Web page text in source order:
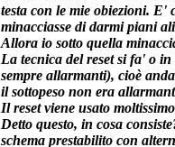
testa con le mie obiezioni. E'
minacciasse di darmi piani
Allora io sotto quella
La tecnica del reset si fa' o
sempre allarmanti), cioè
il sottopeso non era
Il reset viene usato
Detto questo, in cosa
schema prestabilito con